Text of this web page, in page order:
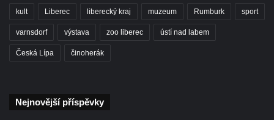
kult Liberec liberecký kraj muzeum Rumburk sport
varnsdorf výstava zoo liberec ústí nad labem
Česká Lípa činoherák
Nejnovější příspěvky